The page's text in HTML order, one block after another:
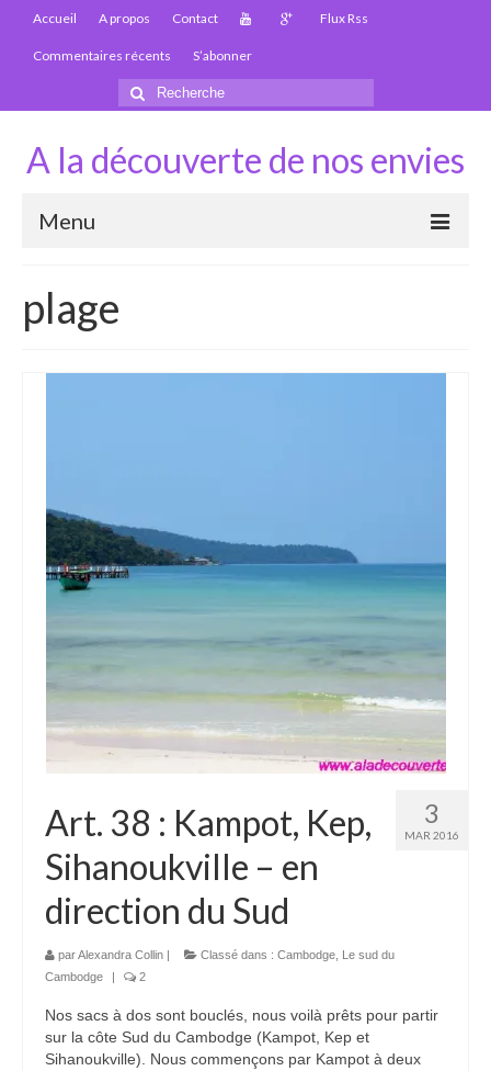
Accueil A propos Contact Flux Rss
Commentaires récents S’abonner
Rechercher
:
A la découverte de nos envies
Menu
Carte Thaïlande
Thaïlande – Infos
Laos
Carte du Laos
Laos – infos
Paludisme au Laos
Vietnam
Carte du Vietnam
Vietnam – Infos
Paludisme au Vietnam
Les articles du Vietnam
Cambodge
Cambodge – Infos
plage
3
MAR 2016
Art. 38 : Kampot, Kep,
Sihanoukville – en
direction du Sud
parAlexandra Collin | Classé dans : Cambodge Le sud du
Cambodge
| 2
Nos sacs à dos sont bouclés, nous voilà prêts pour partir
sur la côte Sud du Cambodge (Kampot, Kep et
Sihanoukville). Nous commençons par Kampot à deux